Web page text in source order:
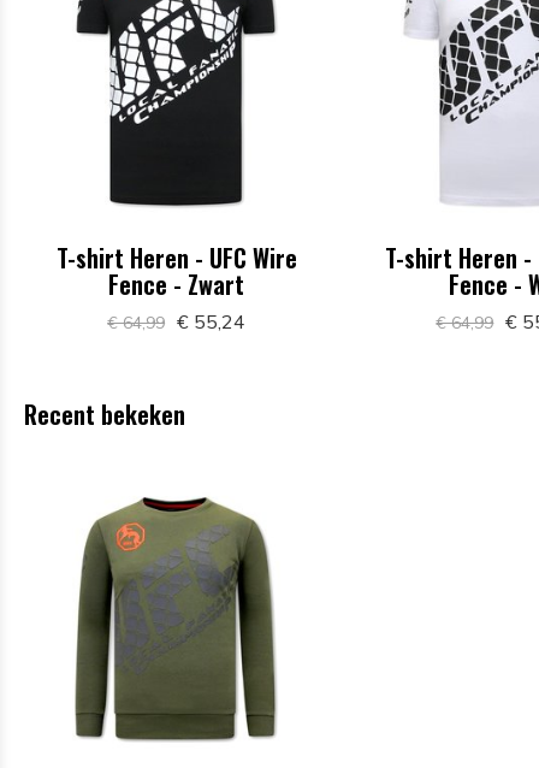
T-shirt Heren - UFC Wire
Fence - Zwart
€ 64,99 € 55,24
T-shirt Heren -
Fence -
€ 64,99 €
Recent bekeken